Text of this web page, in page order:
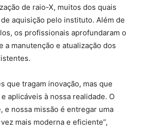
de raio-X, muitos dos quais
aquisição pelo instituto. Além de
os profissionais aprofundaram o
a manutenção e atualização dos
que tragam inovação, mas que
aplicáveis à nossa realidade. O
e nossa missão é entregar uma
mais moderna e eficiente”,